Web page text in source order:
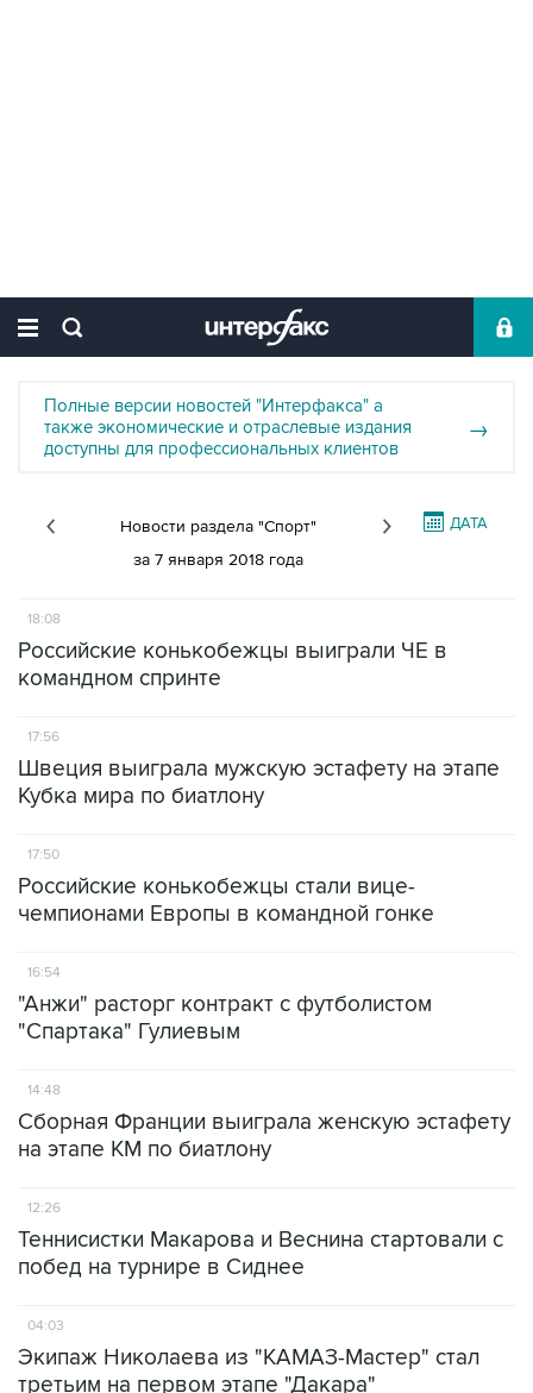
Полные версии новостей "Интерфакса" а
также экономические и отраслевые издания
доступны для профессиональных клиентов
→
Новости раздела "Спорт"
за 7 января 2018 года
ДАТА
18:08
Российские конькобежцы выиграли ЧЕ в
командном спринте
17:56
Швеция выиграла мужскую эстафету на этапе
Кубка мира по биатлону
17:50
Российские конькобежцы стали вице-
чемпионами Европы в командной гонке
16:54
"Анжи" расторг контракт с футболистом
"Спартака" Гулиевым
14:48
Сборная Франции выиграла женскую эстафету
на этапе КМ по биатлону
12:26
Теннисистки Макарова и Веснина стартовали с
побед на турнире в Сиднее
04:03
Экипаж Николаева из "КАМАЗ-Мастер" стал
третьим на первом этапе "Дакара"